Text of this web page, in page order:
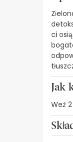
Health Points
ci
Jak
Weź